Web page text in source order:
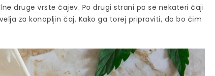
druge vrste čajev. Po drugi strani pa se nekateri čaji
za konopljin čaj. Kako ga torej pripraviti, da bo čim